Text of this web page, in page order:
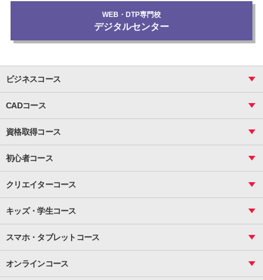
WEB・DTP専門校
デジタルセンター
ビジネスコース
関数
ピボットテーブル
マクロ
資料作成（基礎）
資料作成（応用）
Word
文書作成（応用）
文書作成（デザイン活用）
CADコース
図面作成（基礎）
図面作成（応用）
資格取得コース
ビジネス統計
CS
サーティファイ
初心者コース
インターネット活用
メール活用
クリエイターコース
基礎
応用
Illustrator
基礎
応用
HTML/CSS
キッズ・学生コース
プライマリー（年長～小２）
スタンダード（小３～小６）
マインクラフト（年長～小６）
スマホ・タブレットコース
オンラインコース